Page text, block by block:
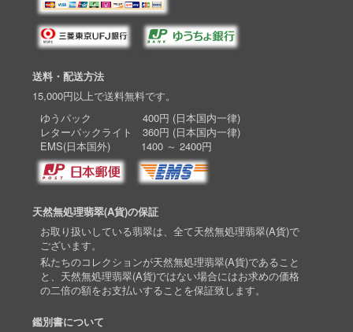
送料・配送方法
15,000円以上で送料無料です。
ゆうパック 400円 (日本国内一律)
レターパックライト 360円 (日本国内一律)
EMS(日本国外) 1400 ～ 2400円
天然無処理翡翠(A貨)の保証
お取り扱いしている翡翠は、全て天然無処理翡翠(A貨)で
ございます。
私たちのコレクションが天然無処理翡翠(A貨)であること
と、天然無処理翡翠(A貨)ではない場合にはお求めの価格
の二倍の額をお支払いすることを保証致します。
鑑別書について